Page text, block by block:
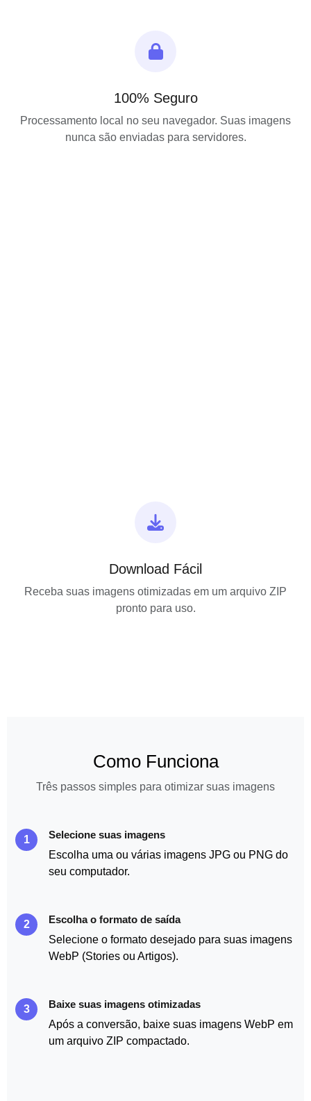
100% Seguro
Processamento local no seu navegador. Suas imagens
nunca são enviadas para servidores.
Download Fácil
Receba suas imagens otimizadas em um arquivo ZIP
pronto para uso.
Como Funciona
Três passos simples para otimizar suas imagens
1
Selecione suas imagens
Escolha uma ou várias imagens JPG ou PNG do
seu computador.
2
Escolha o formato de saída
Selecione o formato desejado para suas imagens
WebP (Stories ou Artigos).
3
Baixe suas imagens otimizadas
Após a conversão, baixe suas imagens WebP em
um arquivo ZIP compactado.